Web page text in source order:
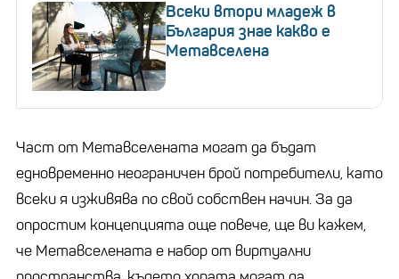
Всеки втори младеж в
България знае какво е
Метавселена
Част от Метавселената могат да бъдат
едновременно неограничен брой потребители, като
всеки я изживява по свой собствен начин. За да
опростим концепцията още повече, ще ви кажем,
че Метавселената е набор от виртуални